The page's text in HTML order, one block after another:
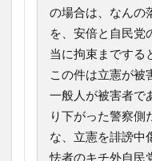
の場合は、なんの
を、安倍と自民党
当に拘束までする
この件は立憲が被
一般人が被害者で
り下がった警察側
な、立憲を誹謗中
怯者のキチ外自民